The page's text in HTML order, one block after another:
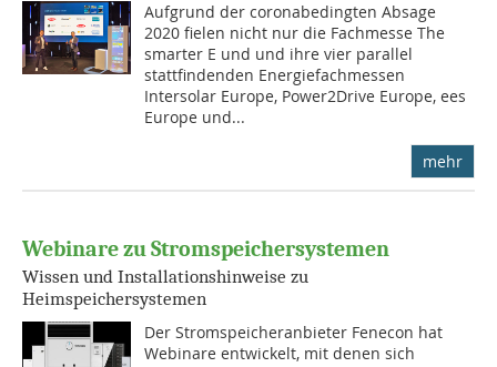
Aufgrund der coronabedingten Absage
2020 fielen nicht nur die Fachmesse The
smarter E und und ihre vier parallel
stattfindenden Energiefachmessen
Intersolar Europe, Power2Drive Europe, ees
Europe und...
mehr
Webinare zu Stromspeichersystemen
Wissen und Installationshinweise zu
Heimspeichersystemen
Der Stromspeicheranbieter Fenecon hat
Webinare entwickelt, mit denen sich